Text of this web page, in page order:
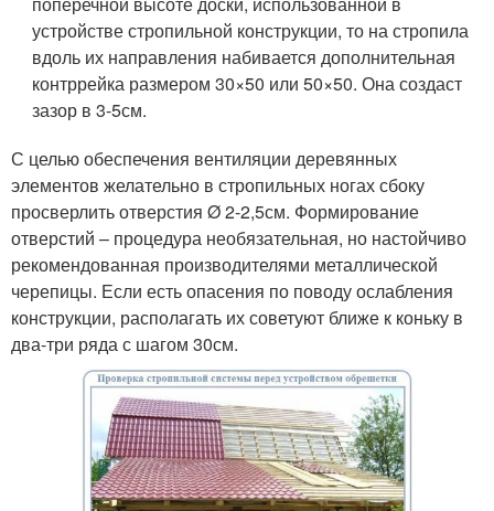
устройстве стропильной конструкции, то на стропила
вдоль их направления набивается дополнительная
контррейка размером 30×50 или 50×50. Она создаст
зазор в 3-5см.
С целью обеспечения вентиляции деревянных
элементов желательно в стропильных ногах сбоку
просверлить отверстия Ø 2-2,5см. Формирование
отверстий – процедура необязательная, но настойчиво
рекомендованная производителями металлической
черепицы. Если есть опасения по поводу ослабления
конструкции, располагать их советуют ближе к коньку в
два-три ряда с шагом 30см.